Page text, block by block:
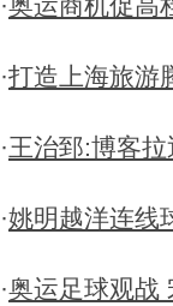
·打造上海旅游
·王治郅:博客
·姚明越洋连线
·奥运足球观战